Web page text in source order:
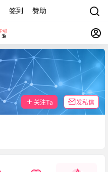
签到 赞助
关注Ta 发私信